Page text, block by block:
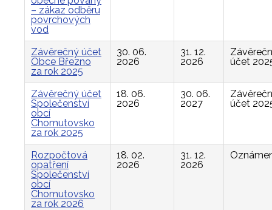
– zákaz odběru
povrchových
vod
Závěrečný účet
Obce Březno
za rok 2025
30. 06.
2026
31. 12.
2026
účet
Závěrečný účet
Společenství
obcí
Chomutovsko
za rok 2025
18. 06.
2026
30. 06.
2027
účet
Rozpočtová
opatření
Společenství
obcí
Chomutovsko
za rok 2026
18. 02.
2026
31. 12.
2026